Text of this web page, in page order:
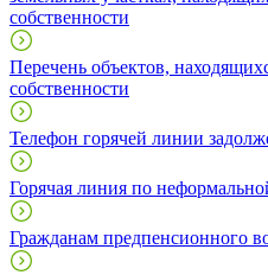
собственности
Перечень объектов,
собственности
Телефон горячей линии
Горячая линия по
Гражданам предпенсионного